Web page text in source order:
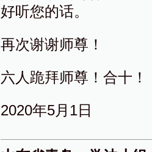
好听您的话。
再次谢谢师尊！
六人跪拜师尊！合十！
2020年5月1日